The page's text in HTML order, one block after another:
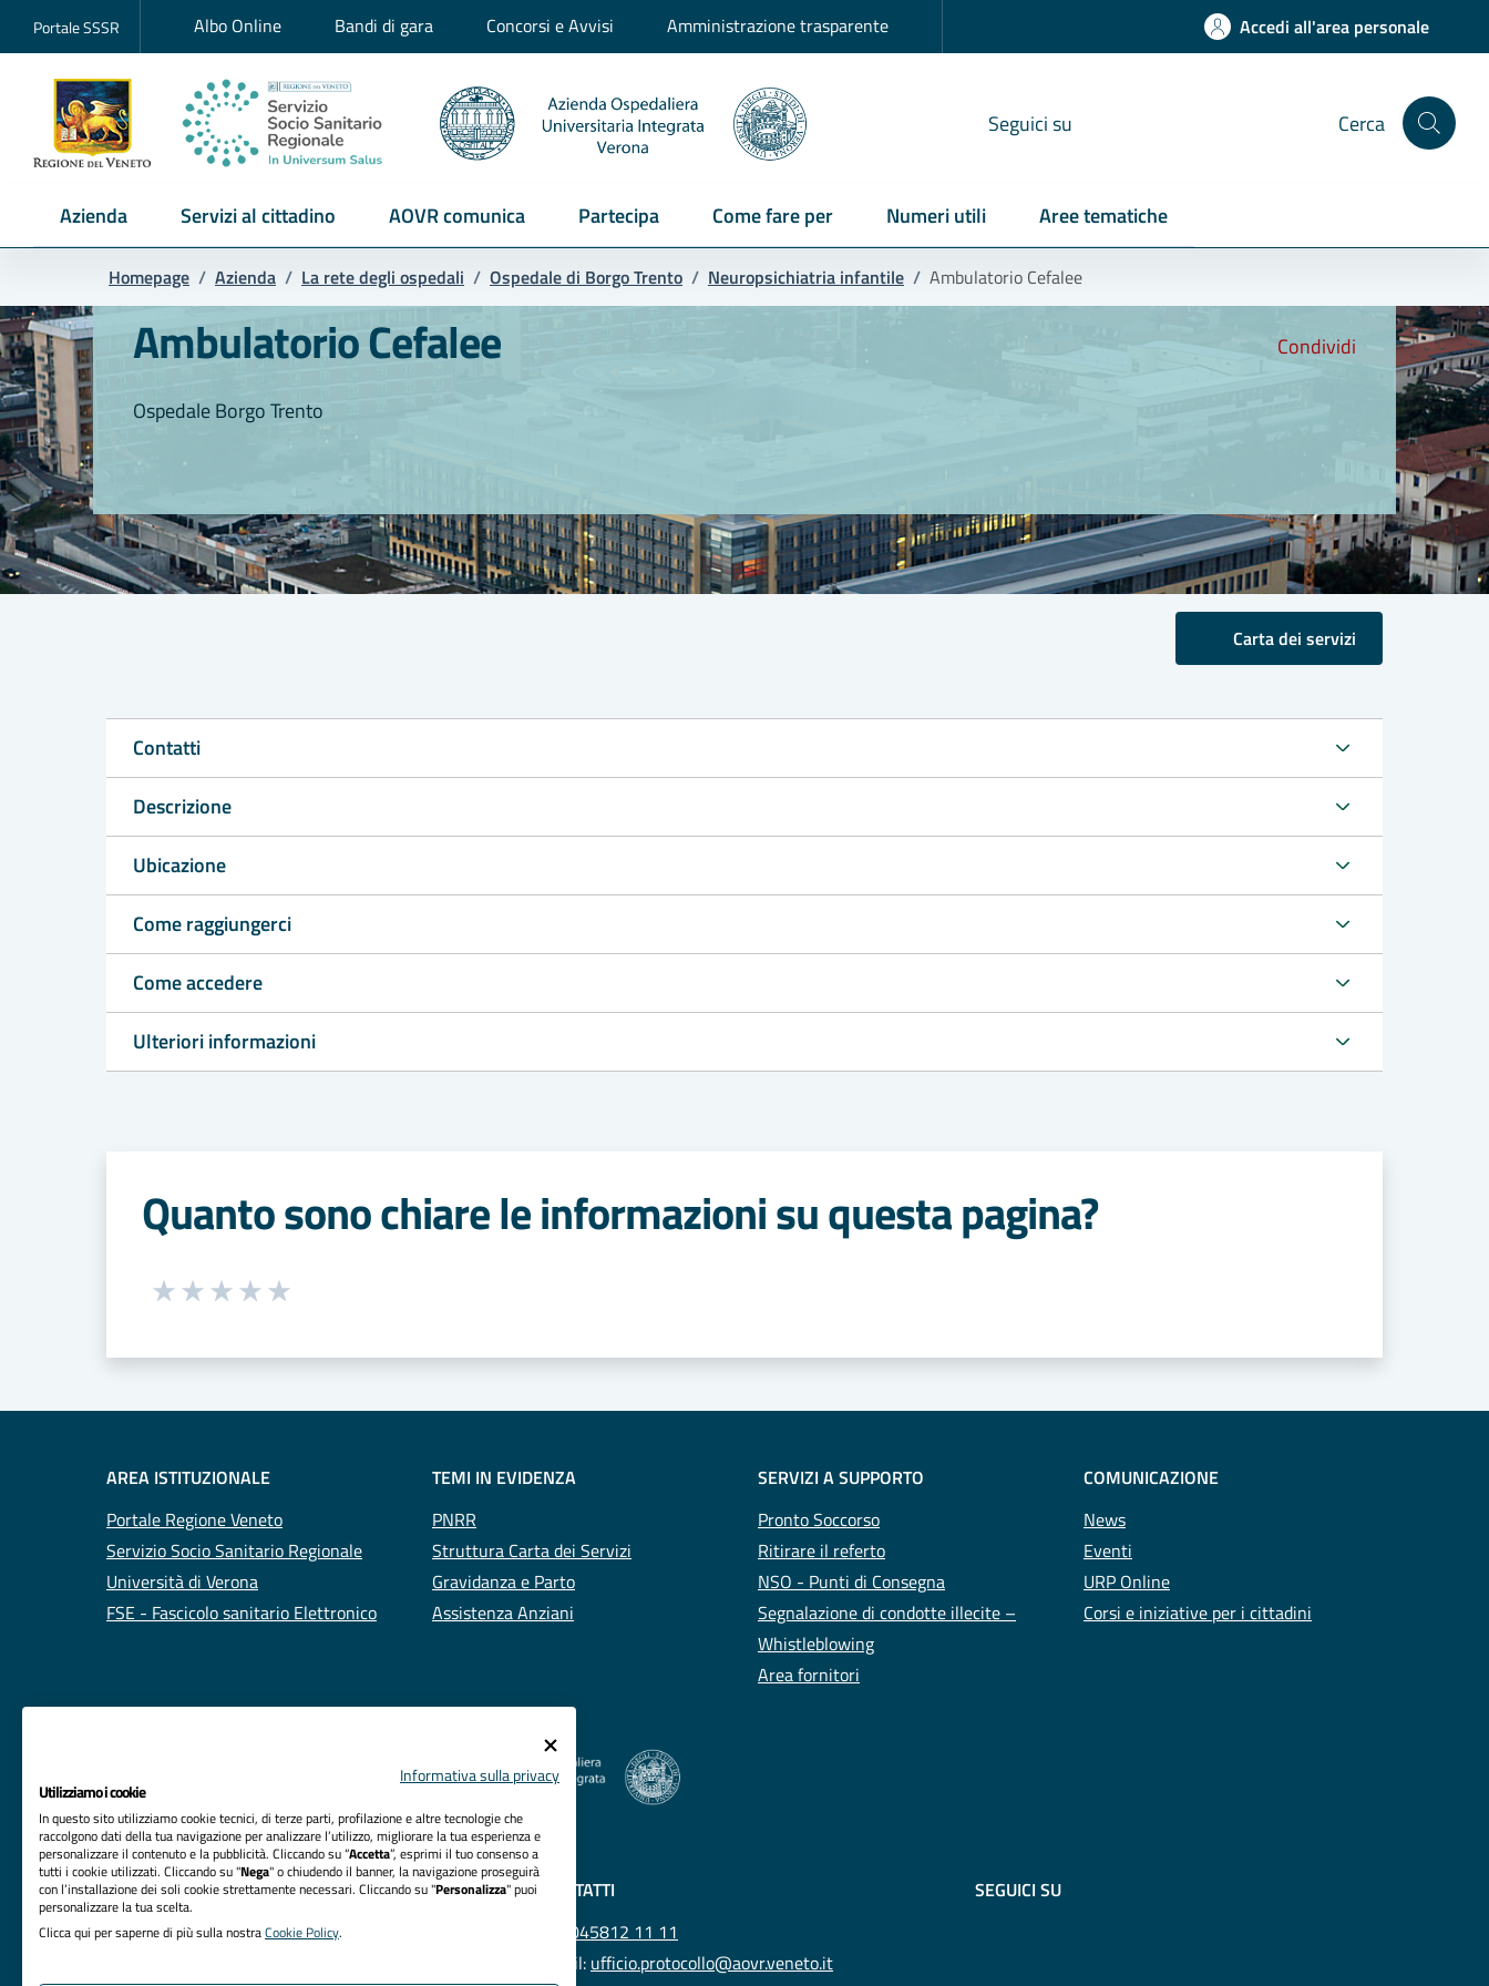
Portale SSSR Albo Online Bandi di gara Concorsi e Avvisi Amministrazione trasparente Accedi all'area personale
Seguici su Cerca
Azienda Servizi al cittadino AOVR comunica Partecipa Come fare per Numeri utili Aree tematiche
Homepage / Azienda / La rete degli ospedali / Ospedale di Borgo Trento / Neuropsichiatria infantile / Ambulatorio Cefalee
Condividi
Ambulatorio Cefalee
Ospedale Borgo Trento
Carta dei servizi
Contatti
Descrizione
Ubicazione
Come raggiungerci
Come accedere
Ulteriori informazioni
Quanto sono chiare le informazioni su questa pagina?
Seleziona una valutazione da 1 a 5 stelle
AREA ISTITUZIONALE
Portale Regione Veneto
Servizio Socio Sanitario Regionale
Università di Verona
FSE - Fascicolo sanitario Elettronico
TEMI IN EVIDENZA
PNRR
Struttura Carta dei Servizi
Gravidanza e Parto
Assistenza Anziani
SERVIZI A SUPPORTO
Pronto Soccorso
Ritirare il referto
NSO - Punti di Consegna
Segnalazione di condotte illecite –
Whistleblowing
Area fornitori
COMUNICAZIONE
News
Eventi
URP Online
Corsi e iniziative per i cittadini
RIFERIMENTI
Azienda Ospedaliera Universitaria Integrata Verona
CONTATTI
045812 11 11
Email: ufficio.protocollo@aovr.veneto.it
SEGUICI SU
Informativa sulla privacy
Utilizziamo i cookie
In questo sito utilizziamo cookie tecnici, di terze parti, profilazione e altre tecnologie che
raccolgono dati della tua navigazione per analizzare l’utilizzo, migliorare la tua esperienza e
personalizzare il contenuto e la pubblicità. Cliccando su “Accetta”, esprimi il tuo consenso a
tutti i cookie utilizzati. Cliccando su "Nega" o chiudendo il banner, la navigazione proseguirà
con l’installazione dei soli cookie strettamente necessari. Cliccando su "Personalizza" puoi
personalizzare la tua scelta.
Clicca qui per saperne di più sulla nostraCookie Policy.